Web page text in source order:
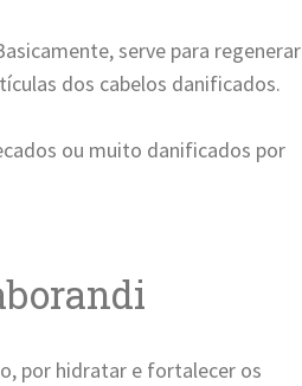
serve para regenerar
dos cabelos danificados.
ou muito danificados por
por hidratar e fortalecer os